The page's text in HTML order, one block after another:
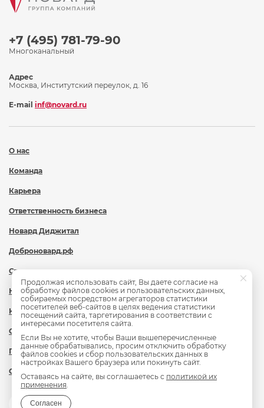
+7 (495) 781-79-90
Многоканальный
О нас
Команда
Карьера
Ответственность бизнеса
Новард Диджитал
Доброновард.рф
Статьи
Новости
Контакты
Охрана труда
Политика обработки персональных данных
Сведения об образовательной организации
Адрес
Москва, Институтский переулок, д. 16
E-mail inf@novard.ru
Продолжая использовать сайт, Вы даете согласие на
обработку файлов cookies и пользовательских данных,
собираемых посредством агрегаторов статистики
посетителей веб-сайтов в целях ведения статистики
посещений сайта, таргетирования в соответствии с
интересами посетителя сайта.
Если Вы не хотите, чтобы Ваши вышеперечисленные
данные обрабатывались, просим отключить обработку
файлов cookies и сбор пользовательских данных в
настройках Вашего браузера или покинуть сайт.
Оставаясь на сайте, вы соглашаетесь с политикой их
применения.
Согласен